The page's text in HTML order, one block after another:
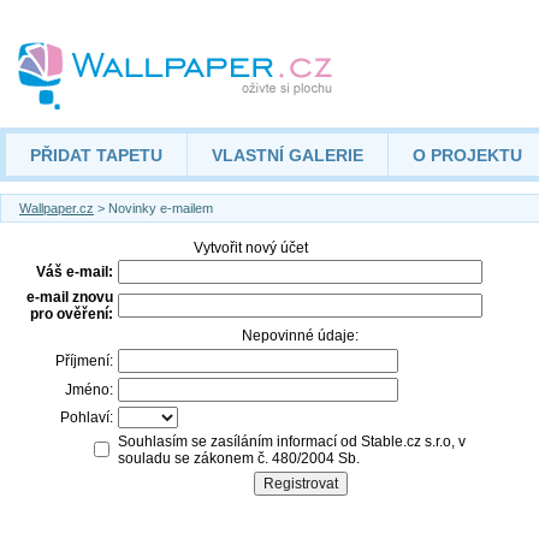
PŘIDAT TAPETU VLASTNÍ GALERIE O PROJEKTU
Wallpaper.cz > Novinky e-mailem